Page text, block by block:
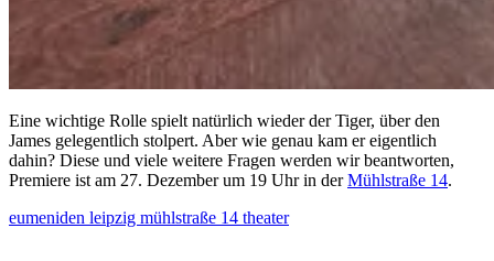
Eine wichtige Rolle spielt natürlich wieder der Tiger, über den
James gelegentlich stolpert. Aber wie genau kam er eigentlich
dahin? Diese und viele weitere Fragen werden wir beantworten,
Premiere ist am 27. Dezember um 19 Uhr in derMühlstraße 14.
eumeniden leipzig mühlstraße 14 theater